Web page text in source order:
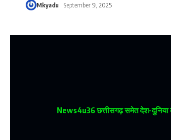
Mkyadu September 9, 2025
News4u36छत्तीसगढ़ समेत देश-दुनिया